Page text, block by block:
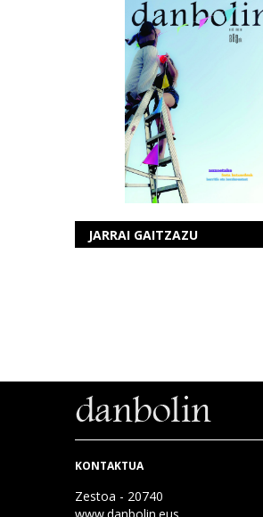
JARRAI GAITZAZU
KONTAKTUA
Zestoa - 20740